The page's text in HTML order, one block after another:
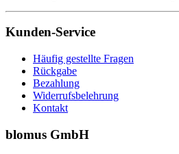
Kunden-Service
Häufig gestellte Fragen
Rückgabe
Bezahlung
Widerrufsbelehrung
Kontakt
blomus GmbH